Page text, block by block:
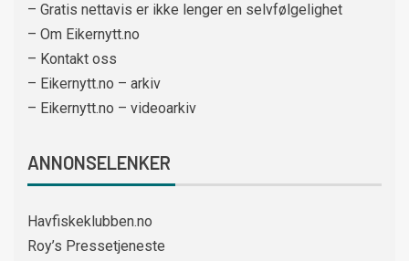
– Gratis nettavis er ikke lenger en selvfølgelighet
– Om Eikernytt.no
– Kontakt oss
– Eikernytt.no – arkiv
– Eikernytt.no – videoarkiv
ANNONSELENKER
Havfiskeklubben.no
Roy’s Pressetjeneste